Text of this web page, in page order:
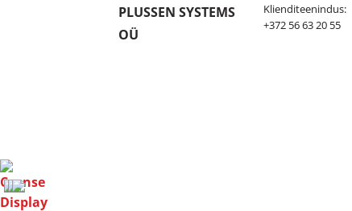
PLUSSEN SYSTEMS
OÜ
Klienditeenindus:
+372 56 63 20 55